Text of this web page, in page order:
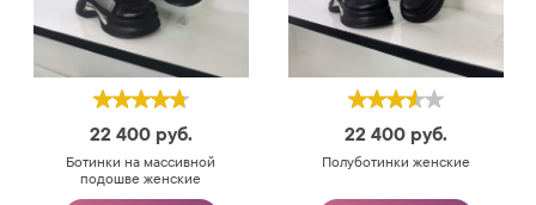
22 400 руб.
Ботинки на массивной
подошве женские
22 400 руб.
Полуботинки женские